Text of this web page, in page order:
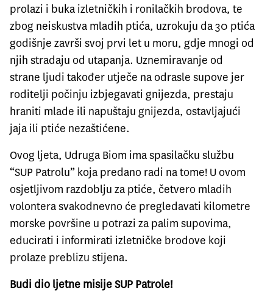
prolazi i buka izletničkih i ronilačkih brodova, te
zbog neiskustva mladih ptića, uzrokuju da 30 ptića
godišnje završi svoj prvi let u moru, gdje mnogi od
njih stradaju od utapanja. Uznemiravanje od
strane ljudi također utječe na odrasle supove jer
roditelji počinju izbjegavati gnijezda, prestaju
hraniti mlade ili napuštaju gnijezda, ostavljajući
jaja ili ptiće nezaštićene.
Ovog ljeta, Udruga Biom ima spasilačku službu
“SUP Patrolu” koja predano radi na tome! U ovom
osjetljivom razdoblju za ptiće, četvero mladih
volontera svakodnevno će pregledavati kilometre
morske površine u potrazi za palim supovima,
educirati i informirati izletničke brodove koji
prolaze preblizu stijena.
Budi dio ljetne misije SUP Patrole!